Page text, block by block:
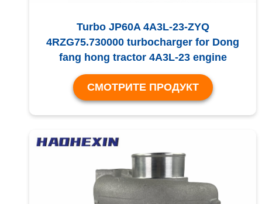
Turbo JP60A 4A3L-23-ZYQ
4RZG75.730000 turbocharger for Dong
fang hong tractor 4A3L-23 engine
СМОТРИТЕ ПРОДУКТ